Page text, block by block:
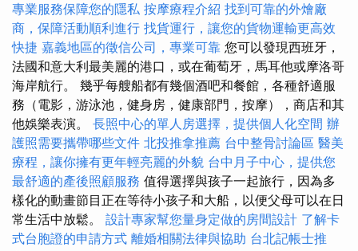
專業服務保障您的隱私 按摩療程介紹 找到可靠的外燴廠
商，保障活動順利進行 找貨運行，讓您的貨物運輸更高效
快捷 嘉義地區的徵信公司，專業可靠 您可以發現西班牙，
法國和意大利最美麗的港口，或在葡萄牙，馬耳他或摩洛哥
海岸航行。 幾乎每艘船都有幾個酒吧和餐館，各種舒適服
務（電影，游泳池，健身房，健康部門，按摩），商店和其
他娛樂表演。 長照中心的單人房選擇，提供個人化空間 辦
護照需要攜帶哪些文件 北投推拿推薦 台中整骨討論區 醫美
療程，讓你擁有更年輕亮麗的外貌 台中月子中心，提供您
最舒適的產後照顧服務 值得選擇與孩子一起旅行，因為多
樣化的動畫節目正在等待小孩子和大船，以便父母可以在日
常生活中放鬆。 設計專家幫您量身定做的房間設計 了解卡
式台胞證的申請方式 離婚相關法律與協助 台北記帳士推